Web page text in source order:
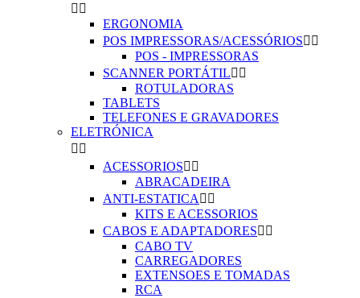
 
ERGONOMIA
POS IMPRESSORAS/ACESSÓRIOS 
POS - IMPRESSORAS
SCANNER PORTÁTIL 
ROTULADORAS
TABLETS
TELEFONES E GRAVADORES
ELETRÓNICA
 
ACESSORIOS 
ABRACADEIRA
ANTI-ESTATICA  
KITS E ACESSORIOS
CABOS E ADAPTADORES 
CABO TV
CARREGADORES
EXTENSOES E TOMADAS
RCA